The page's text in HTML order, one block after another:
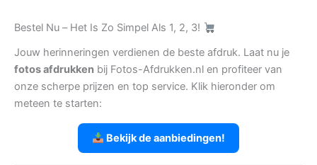
Bestel Nu – Het Is Zo Simpel Als 1, 2, 3!
Jouw herinneringen verdienen de beste afdruk. Laat nu je
fotos afdrukken bij Fotos-Afdrukken.nl en profiteer van
onze scherpe prijzen en top service. Klik hieronder om
meteen te starten:
Bekijk de aanbiedingen!